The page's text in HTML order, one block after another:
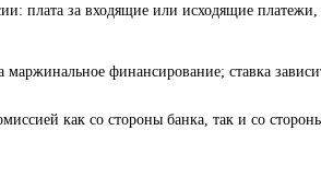
плата за входящие или исходящие платежи,
маржинальное финансирование; ставка
как со стороны банка, так и со